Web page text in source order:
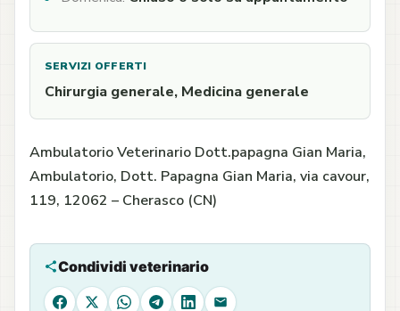
SERVIZI OFFERTI
Chirurgia generale, Medicina generale
Ambulatorio Veterinario Dott.papagna Gian Maria,
Ambulatorio, Dott. Papagna Gian Maria, via cavour,
119, 12062 – Cherasco (CN)
Condividi veterinario
Facebook
X WhatsApp
Telegram
LinkedIn
Email